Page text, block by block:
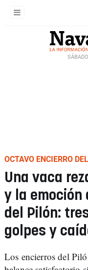
OCTAVO ENCIERRO
Una vaca
y la emoción
del Pilón:
golpes y
Los encierros del